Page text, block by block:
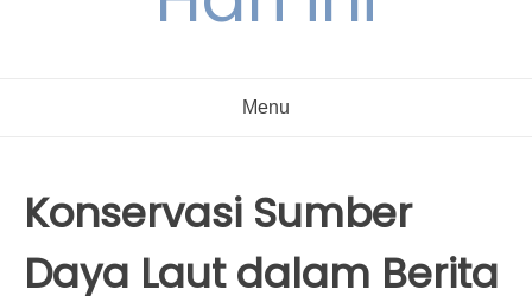
Menu
Konservasi Sumber
Daya Laut dalam Berita